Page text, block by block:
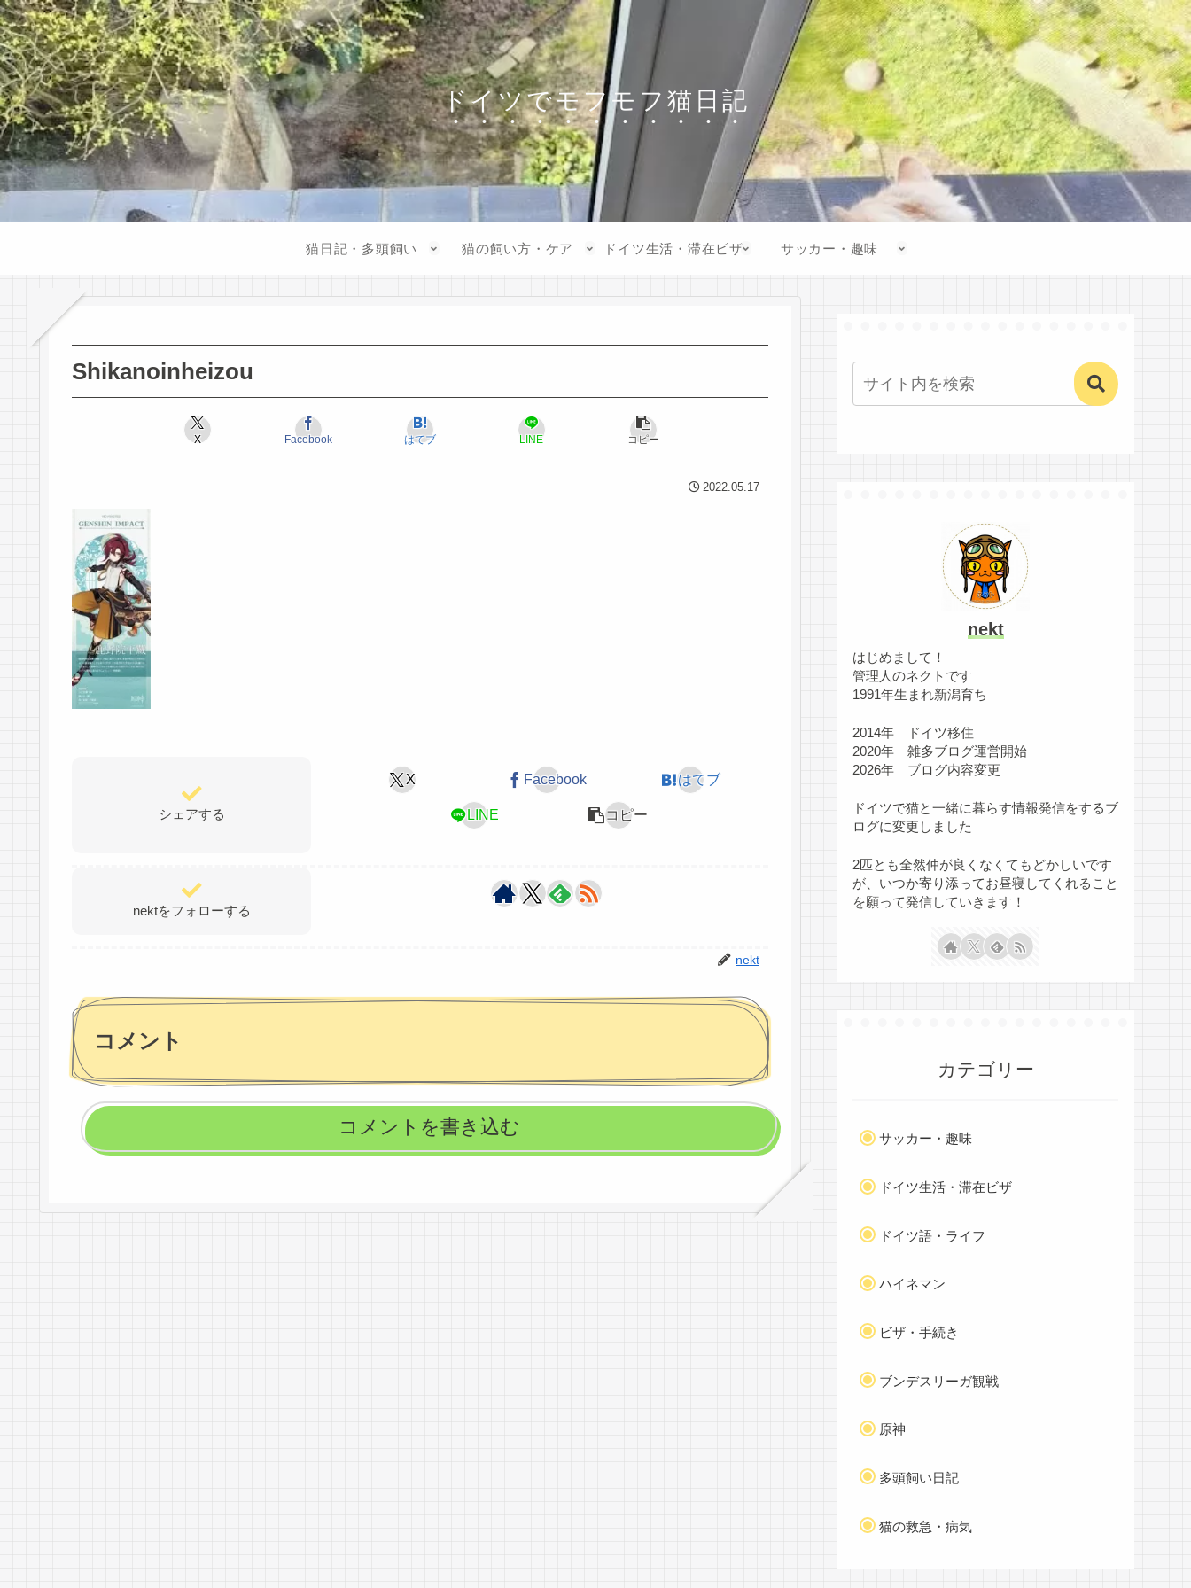
ドイツでモフモフ猫日記
猫日記・多頭飼い 猫の飼い方・ケア ドイツ生活・滞在ビザ サッカー・趣味
Shikanoinheizou
X Facebook はてブ LINE コピー
2022.05.17
シェアする
X Facebook はてブ
LINE コピー
nektをフォローする
nekt
コメント
コメントを書き込む
nekt
はじめまして！
管理人のネクトです
1991年生まれ新潟育ち
2014年 ドイツ移住
2020年 雑多ブログ運営開始
2026年 ブログ内容変更
ドイツで猫と一緒に暮らす情報発信をするブ
ログに変更しました
2匹とも全然仲が良くなくてもどかしいです
が、いつか寄り添ってお昼寝してくれること
を願って発信していきます！
カテゴリー
サッカー・趣味
ドイツ生活・滞在ビザ
ドイツ語・ライフ
ハイネマン
ビザ・手続き
ブンデスリーガ観戦
原神
多頭飼い日記
猫の救急・病気